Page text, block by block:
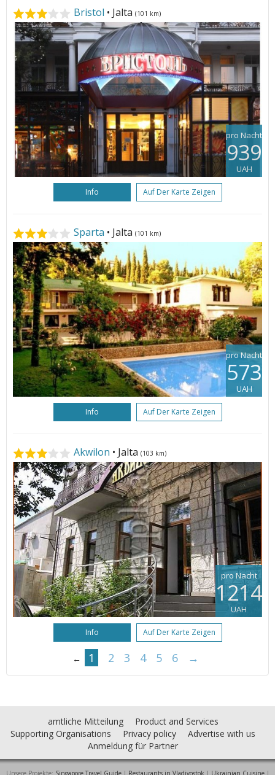
Bristol • Jalta (101 km)
pro Nacht
939
UAH
Info Auf Der Karte Zeigen
Sparta • Jalta (101 km)
pro Nacht
573
UAH
Info Auf Der Karte Zeigen
Akwilon • Jalta (103 km)
pro Nacht
1214
UAH
Info Auf Der Karte Zeigen
← 1 2 3 4 5 6 →
amtliche Mitteilung
Product and Services
Supporting Organisations
Privacy policy
Advertise with us
Anmeldung für Partner
Unsere Projekte: Singapore Travel Guide| Restaurants in Vladivostok | Ukrainian Cuisine|